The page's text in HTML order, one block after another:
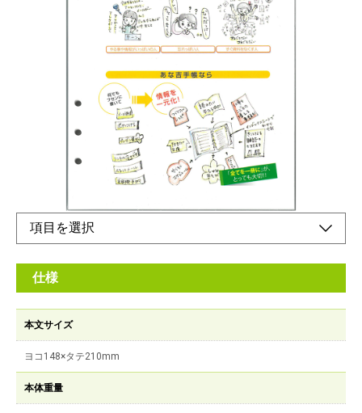
浅倉ユキさん監修「働く女性のための手帳」専用
生産終了品
●あな吉ダイアリーのバインダー専用カバーです。
仕様
本文サイズ
ヨコ148×タテ210mm
本体重量